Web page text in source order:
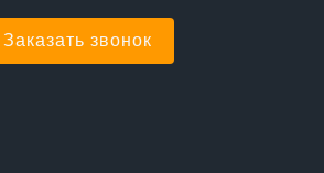
Заказать звонок